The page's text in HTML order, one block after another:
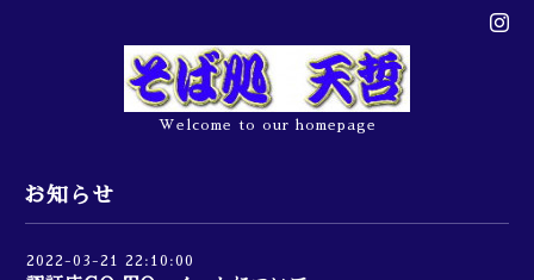
Welcome to our homepage
お知らせ
2022-03-21 22:10:00